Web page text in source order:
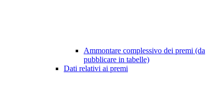
Ammontare complessivo dei premi (da
pubblicare in tabelle)
Dati relativi ai premi